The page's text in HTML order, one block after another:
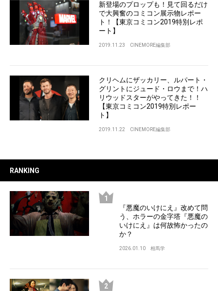
新登場のプロップも！見て回るだけ
で大興奮のコミコン展示物レポー
ト！【東京コミコン2019特別レポ
ート】
2019.11.23 CINEMORE編集部
クリヘムにザッカリー、ルパート・
グリントにジュード・ロウまで！ハ
リウッドスターがやってきた！！
【東京コミコン2019特別レポー
ト】
2019.11.22 CINEMORE編集部
RANKING
『悪魔のいけにえ』改めて問
う、ホラーの金字塔『悪魔の
いけにえ』は何故怖かったの
か？
2026.01.10 相馬学